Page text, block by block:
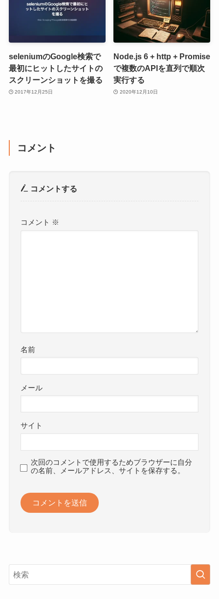
seleniumのGoogle検索で
最初にヒットしたサイトの
スクリーンショットを撮る
2017年12月25日
Node.js 6 + http + Promise
で複数のAPIを直列で順次
実行する
2020年12月10日
コメント
コメントする
コメント ※
名前
メール
サイト
次回のコメントで使用するためブラウザーに自分
の名前、メールアドレス、サイトを保存する。